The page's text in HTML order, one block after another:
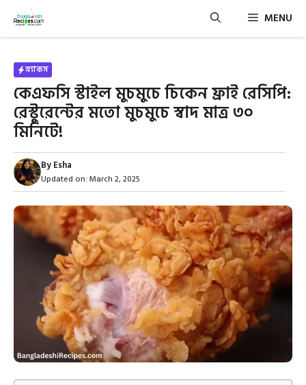
Skip
MENU
স্ন্যাকস
কেএফসি স্টাইল মুচমুচে চিকেন ফ্রাই রেসিপি:
রেস্টুরেন্টের মতো মুচমুচে স্বাদ মাত্র ৩০
মিনিটে!
ByEsha
Updated on: March 2, 2025